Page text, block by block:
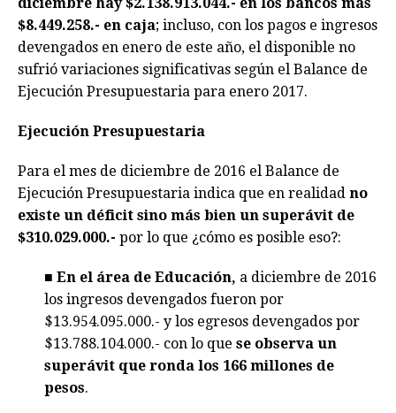
$8.449.258.- en caja; incluso, con los pagos e ingresos
devengados en enero de este año, el disponible no
sufrió variaciones significativas según el Balance de
Ejecución Presupuestaria para enero 2017.
Ejecución Presupuestaria
Para el mes de diciembre de 2016 el Balance de
Ejecución Presupuestaria indica que en realidad no
existe un déficit sino más bien un superávit de
$310.029.000.- por lo que ¿cómo es posible eso?:
■ En el área de Educación, a diciembre de 2016
los ingresos devengados fueron por
$13.954.095.000.- y los egresos devengados por
$13.788.104.000.- con lo que se observa un
superávit que ronda los 166 millones de
pesos.